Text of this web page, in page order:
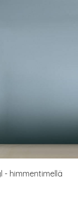
- himmentimellä